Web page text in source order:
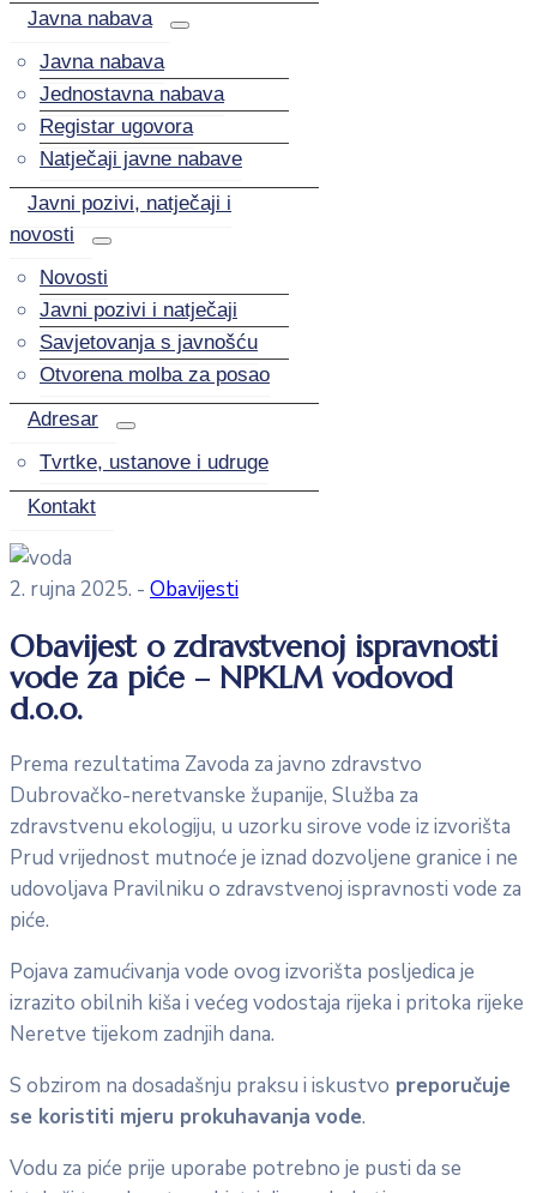
Javna nabava
Javna nabava
Jednostavna nabava
Registar ugovora
Natječaji javne nabave
Javni pozivi, natječaji i
novosti
Novosti
Javni pozivi i natječaji
Savjetovanja s javnošću
Otvorena molba za posao
Adresar
Tvrtke, ustanove i udruge
Kontakt
2. rujna 2025. - Obavijesti
Obavijest o zdravstvenoj ispravnosti
vode za piće – NPKLM vodovod
d.o.o.
Prema rezultatima Zavoda za javno zdravstvo
Dubrovačko-neretvanske županije, Služba za
zdravstvenu ekologiju, u uzorku sirove vode iz izvorišta
Prud vrijednost mutnoće je iznad dozvoljene granice i ne
udovoljava Pravilniku o zdravstvenoj ispravnosti vode za
piće.
Pojava zamućivanja vode ovog izvorišta posljedica je
izrazito obilnih kiša i većeg vodostaja rijeka i pritoka rijeke
Neretve tijekom zadnjih dana.
S obzirom na dosadašnju praksu i iskustvo preporučuje
se koristiti mjeru prokuhavanja vode.
Vodu za piće prije uporabe potrebno je pusti da se